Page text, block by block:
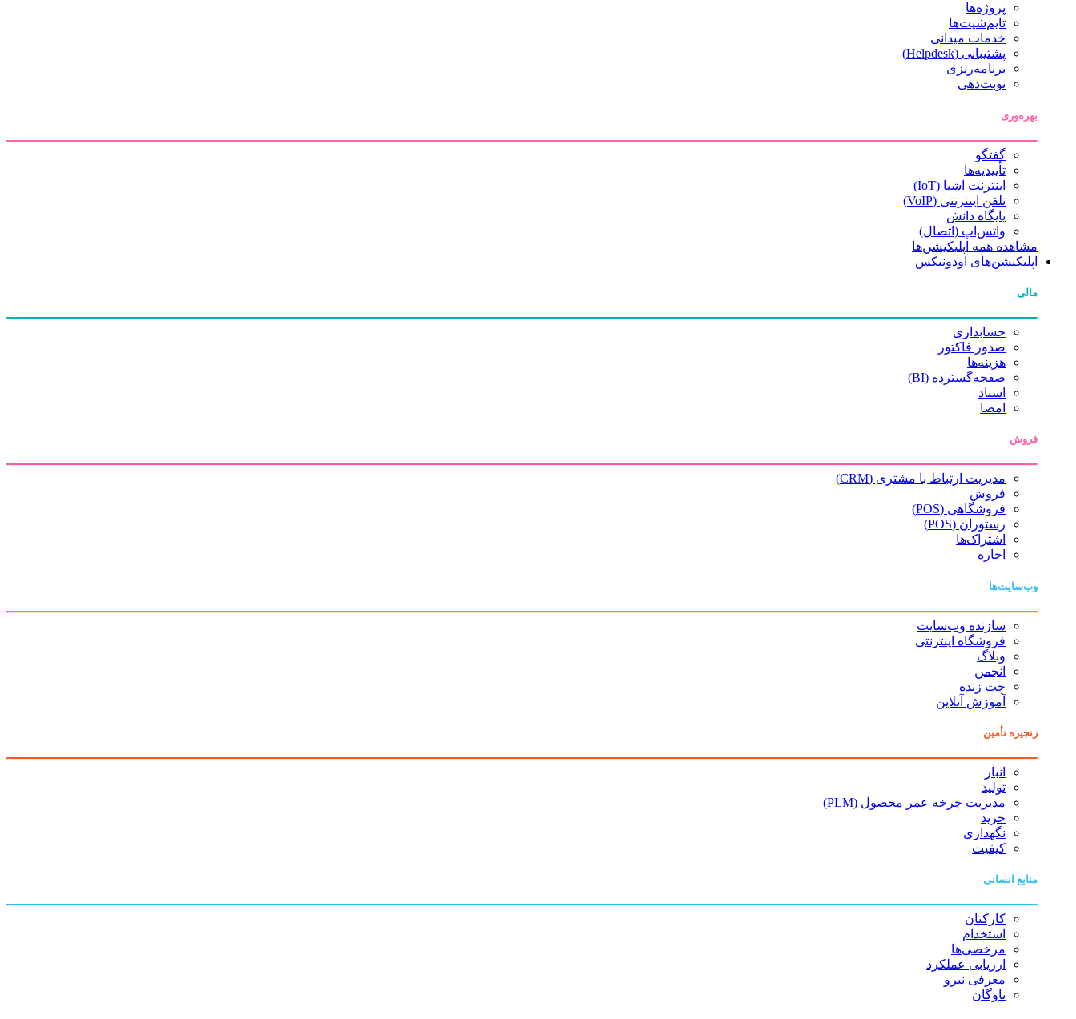
پروژه‌ها
تایم‌شیت‌ها
خدمات میدانی
پشتیبانی (Helpdesk)
برنامه‌ریزی
نوبت‌دهی
بهره‌وری
گفتگو
تأییدیه‌ها
اینترنت اشیا (IoT)
تلفن اینترنتی (VoIP)
پایگاه دانش
واتس‌اپ (اتصال)
مشاهده همه اپلیکیشن‌ها
اپلیکیشن‌های اودونیکس
مالی
حسابداری
صدور فاکتور
هزینه‌ها
صفحه‌گسترده (BI)
اسناد
امضا
فروش
مدیریت ارتباط با مشتری (CRM)
فروش
فروشگاهی (POS)
رستوران (POS)
اشتراک‌ها
اجاره
وب‌سایت‌ها
سازنده وب‌سایت
فروشگاه اینترنتی
وبلاگ
انجمن
چت زنده
آموزش آنلاین
زنجیره تأمین
انبار
تولید
مدیریت چرخه عمر محصول (PLM)
خرید
نگهداری
کیفیت
منابع انسانی
کارکنان
استخدام
مرخصی‌ها
ارزیابی عملکرد
معرفی نیرو
ناوگان